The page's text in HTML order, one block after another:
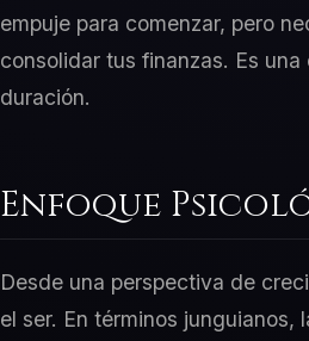
empuje para comenzar, pero
consolidar tus finanzas. Es
duración.
Enfoque
Desde una perspectiva de
el ser. En términos